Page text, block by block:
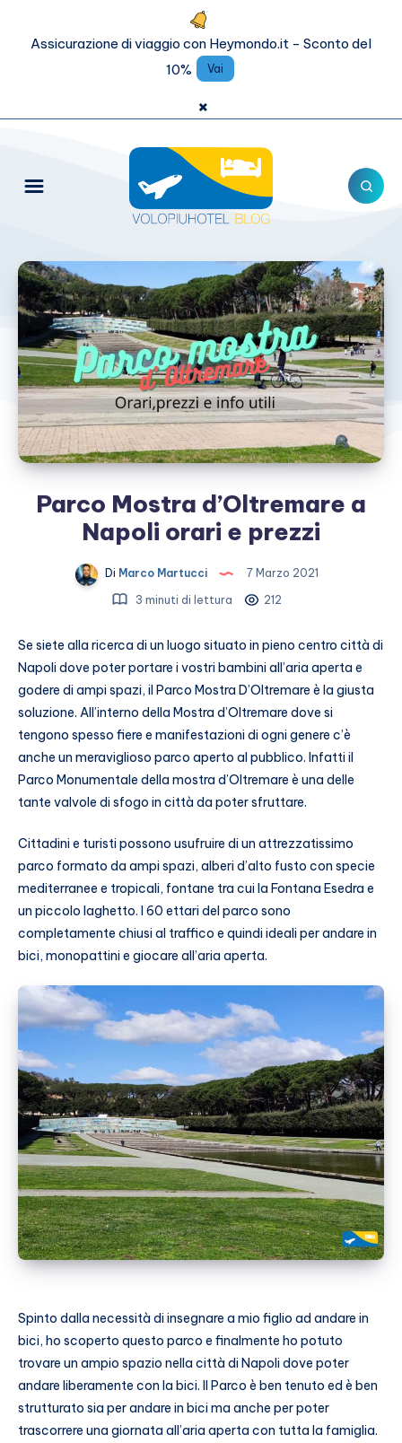
Assicurazione di viaggio con Heymondo.it - Sconto del
10%
Vai
×
Parco Mostra d’Oltremare a
Napoli orari e prezzi
Di Marco Martucci
7 Marzo 2021
3 minuti di lettura
212
Se siete alla ricerca di un luogo situato in pieno centro città di
Napoli dove poter portare i vostri bambini all’aria aperta e
godere di ampi spazi, il Parco Mostra D’Oltremare è la giusta
soluzione. All’interno della Mostra d’Oltremare dove si
tengono spesso fiere e manifestazioni di ogni genere c’è
anche un meraviglioso parco aperto al pubblico. Infatti il
Parco Monumentale della mostra d’Oltremare è una delle
tante valvole di sfogo in città da poter sfruttare.
Cittadini e turisti possono usufruire di un attrezzatissimo
parco formato da ampi spazi, alberi d’alto fusto con specie
mediterranee e tropicali, fontane tra cui la Fontana Esedra e
un piccolo laghetto. I 60 ettari del parco sono
completamente chiusi al traffico e quindi ideali per andare in
bici, monopattini e giocare all’aria aperta.
Spinto dalla necessità di insegnare a mio figlio ad andare in
bici, ho scoperto questo parco e finalmente ho potuto
trovare un ampio spazio nella città di Napoli dove poter
andare liberamente con la bici. Il Parco è ben tenuto ed è ben
strutturato sia per andare in bici ma anche per poter
trascorrere una giornata all’aria aperta con tutta la famiglia.